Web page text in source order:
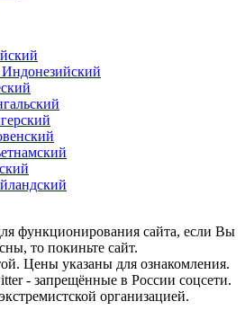
Индонезийский
функционирования сайта, если Вы
то покиньте сайт.
Цены указаны для ознакомления.
- запрещённые в России соцсети.
организацией.